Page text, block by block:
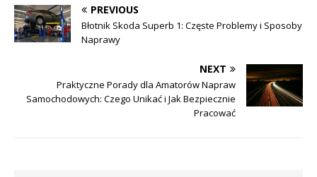
PREVIOUS
Błotnik Skoda Superb 1: Częste Problemy i Sposoby
Naprawy
NEXT
Praktyczne Porady dla Amatorów Napraw
Samochodowych: Czego Unikać i Jak Bezpiecznie
Pracować